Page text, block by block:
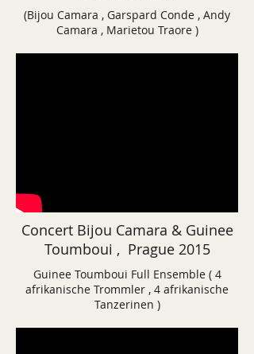
(Bijou Camara , Garspard Conde , Andy
Camara , Marietou Traore )
Concert Bijou Camara & Guinee
Toumboui , Prague 2015
Guinee Toumboui Full Ensemble ( 4
afrikanische Trommler , 4 afrikanische
Tanzerinen )